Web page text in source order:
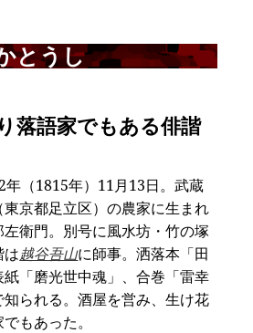
とうし
落語家でもある俳諧
年（1815年）11月13日。武蔵
京都足立区）の農家に生まれ
衛門。別号に風水坊・竹の塚
は越谷吾山に師事。洒落本「田
「磨光世中魂」、合巻「雷幸
られる。酒屋を営み、生け花
もあった。